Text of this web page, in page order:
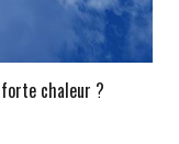
chaleur ?